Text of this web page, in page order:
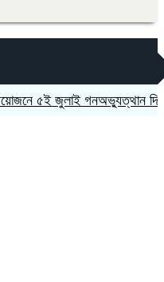
৫ই জুলাই গনঅভ্যুত্থান দিবস